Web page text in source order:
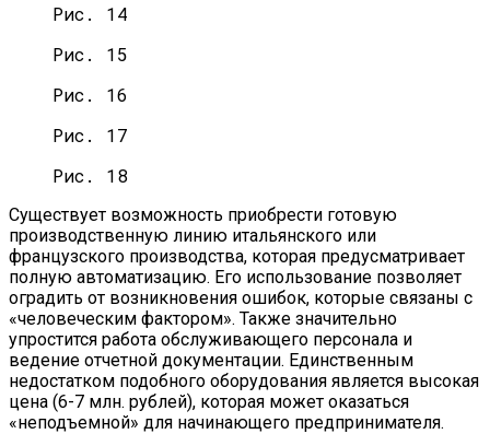
Рис. 14
Рис. 15
Рис. 16
Рис. 17
Рис. 18
Существует возможность приобрести готовую
производственную линию итальянского или
французского производства, которая предусматривает
полную автоматизацию. Его использование позволяет
оградить от возникновения ошибок, которые связаны с
«человеческим фактором». Также значительно
упростится работа обслуживающего персонала и
ведение отчетной документации. Единственным
недостатком подобного оборудования является высокая
цена (6-7 млн. рублей), которая может оказаться
«неподъемной» для начинающего предпринимателя.